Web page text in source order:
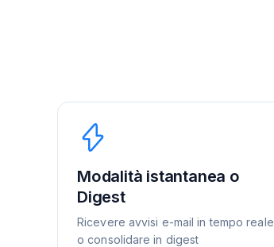
Modalità istantanea o
Digest
Ricevere avvisi e-mail in tempo reale
o consolidare in digest